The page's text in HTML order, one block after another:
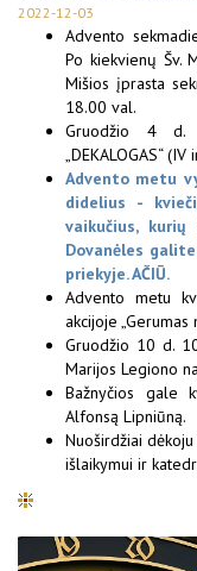
2022-12-03
Advento
Po kiekvienų Šv.
Mišios įprasta
18.00 val.
Gruodžio 4 d.
„DEKALOGAS“
Advento metu
didelius -
vaikučius,
Dovanėles
priekyje. AČIŪ.
Advento metu
akcijoje „Gerumas
Gruodžio 10 d.
Marijos Legiono
Bažnyčios gale
Alfonsą Lipniūną.
Nuoširdžiai
išlaikymui ir